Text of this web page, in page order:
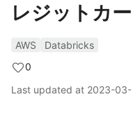
レジットカ
AWS
Databricks
0
Last updated at 2023-